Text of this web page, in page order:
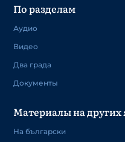
По разделам
Аудио
Видео
Два града
Документы
Материалы на других
На български